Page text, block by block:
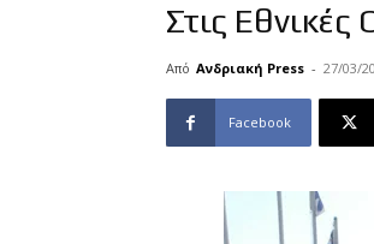
Στις
Από Ανδριακή Press - 27/03/
Facebook